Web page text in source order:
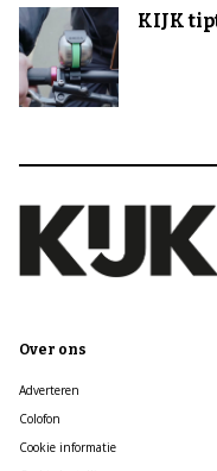
KIJK
Over ons
Adverteren
Colofon
Cookie informatie